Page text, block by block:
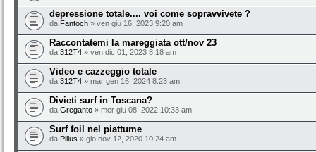
depressione totale.... voi come sopravvivete ?
da Fantoch » ven giu 16, 2023 9:20 am
Raccontatemi la mareggiata ott/nov 23
da 312T4 » ven dic 01, 2023 8:18 am
Video e cazzeggio totale
da 312T4 » mar gen 16, 2024 8:23 am
Divieti surf in Toscana?
da Greganto » mer giu 08, 2022 10:33 am
Surf foil nel piattume
da Pillus » gio nov 12, 2020 10:24 am